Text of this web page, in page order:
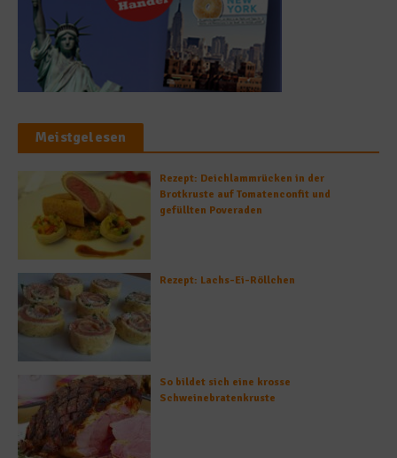
Meistgelesen
Rezept: Deichlammrücken in der
Brotkruste auf Tomatenconfit und
gefüllten Poveraden
Rezept: Lachs-Ei-Röllchen
So bildet sich eine krosse
Schweinebratenkruste